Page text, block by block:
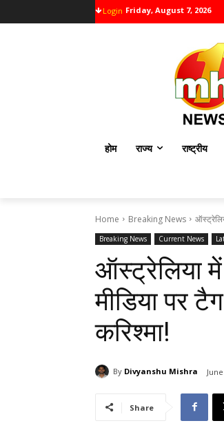
Login Friday, August 7, 2026
होम राज्य राष्ट्रीय
Home Breaking News
Breaking News Current News
ऑस्ट्रेलिया
मीडिया पर
करिश्मा!
By Divyanshu Mishra
Share